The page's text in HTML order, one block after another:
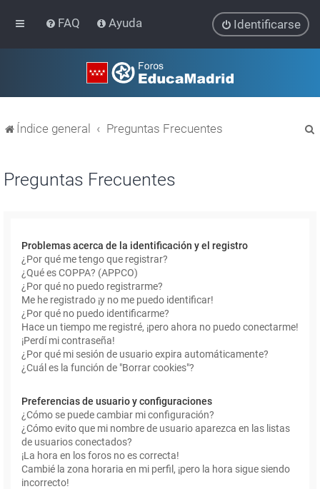
FAQ Ayuda Identificarse
Índice general Preguntas Frecuentes
Preguntas Frecuentes
Problemas acerca de la identificación y el registro
¿Por qué me tengo que registrar?
¿Qué es COPPA? (APPCO)
¿Por qué no puedo registrarme?
Me he registrado ¡y no me puedo identificar!
¿Por qué no puedo identificarme?
Hace un tiempo me registré, ¡pero ahora no puedo conectarme!
¡Perdí mi contraseña!
¿Por qué mi sesión de usuario expira automáticamente?
¿Cuál es la función de "Borrar cookies"?
Preferencias de usuario y configuraciones
¿Cómo se puede cambiar mi configuración?
¿Cómo evito que mi nombre de usuario aparezca en las listas
de usuarios conectados?
¡La hora en los foros no es correcta!
Cambié la zona horaria en mi perfil, ¡pero la hora sigue siendo
incorrecto!